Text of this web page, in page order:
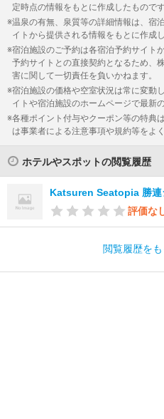
定時点の情報をもとに作成したものです
温泉の有無、泉質等の詳細情報は、宿
イトから提供される情報をもとに作成
宿泊施設のご予約は各宿泊予約サイト
予約サイトとの直接契約となるため、
害に関して一切責任を負いかねます。
宿泊施設の価格や空室状況は常に変動
イトや宿泊施設のホームページで最新
各種ポイント付与やクーポン等の特典
は事業者による注意事項や規約等をよ
ホテルやスポットの閲覧履歴
Katsuren Seatopia 勝連
評価な
閲覧履歴を